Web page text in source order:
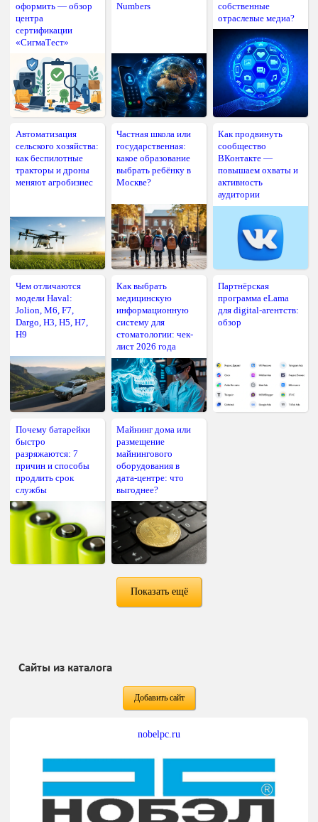
оформить — обзор
центра
сертификации
«СигмаТест»
Numbers
собственные
отраслевые медиа?
Автоматизация
сельского хозяйства:
как беспилотные
тракторы и дроны
меняют агробизнес
Частная школа или
государственная:
какое образование
выбрать ребёнку в
Москве?
Как продвинуть
сообщество
ВКонтакте —
повышаем охваты и
активность
аудитории
Чем отличаются
модели Haval:
Jolion, M6, F7,
Dargo, H3, H5, H7,
H9
Как выбрать
медицинскую
информационную
систему для
стоматологии: чек-
лист 2026 года
Партнёрская
программа eLama
для digital-агентств:
обзор
Почему батарейки
быстро
разряжаются: 7
причин и способы
продлить срок
службы
Майнинг дома или
размещение
майнингового
оборудования в
дата-центре: что
выгоднее?
Показать ещё
Сайты из каталога
Добавить сайт
nobelpc.ru